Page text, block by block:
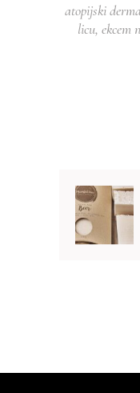
atopijski
licu, ekcem